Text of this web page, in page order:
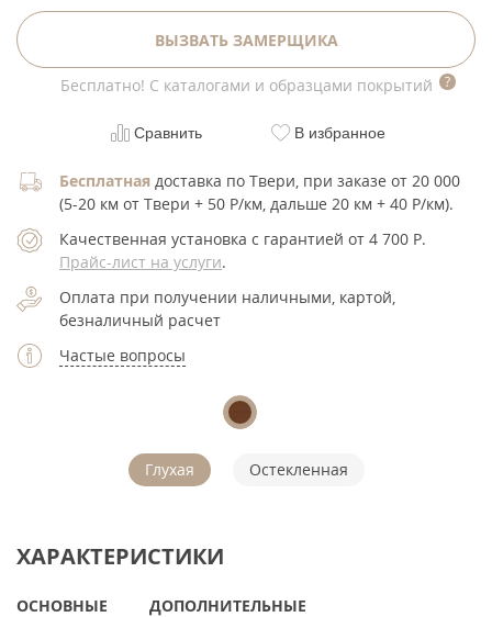
ВЫЗВАТЬ ЗАМЕРЩИКА
Бесплатно! С каталогами и образцами покрытий
Сравнить В избранное
Бесплатная доставка по Твери, при заказе от 20 000
(5-20 км от Твери + 50 Р/км, дальше 20 км + 40 Р/км).
Качественная установка с гарантией от 4 700 Р.
Прайс-лист на услуги.
Оплата при получении наличными, картой,
безналичный расчет
Частые вопросы
Глухая Остекленная
ХАРАКТЕРИСТИКИ
ОСНОВНЫЕ ДОПОЛНИТЕЛЬНЫЕ